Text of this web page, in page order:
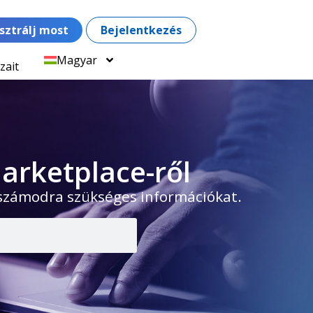
most Bejelentkezés
Magyar
ről
szükséges információkat.